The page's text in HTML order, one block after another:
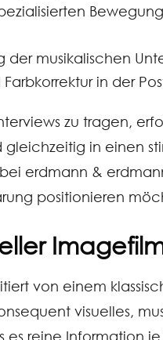
der musikalischen
in der
zu tragen,
gleichzeitig in einen
erdmann &
positionieren
von einem
visuelles,
es reine Information